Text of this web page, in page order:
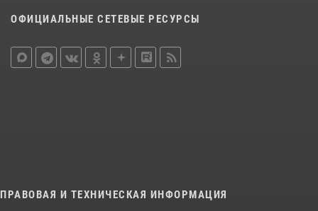
ОФИЦИАЛЬНЫЕ СЕТЕВЫЕ РЕСУРСЫ
ПРАВОВАЯ И ТЕХНИЧЕСКАЯ ИНФОРМАЦИЯ